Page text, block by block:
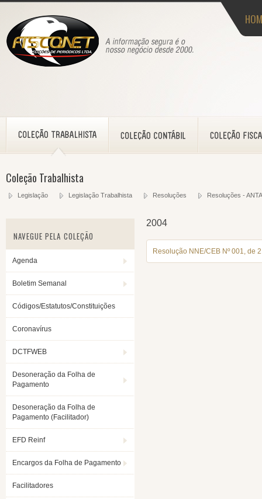
Coleção Trabalhista
Legislação Legislação Trabalhista Resoluções Resoluções -
NAVEGUE PELA COLEÇÃO
Agenda
Boletim Semanal
Códigos/Estatutos/Constituições
Coronavírus
DCTFWEB
Desoneração da Folha de
Pagamento
Desoneração da Folha de
Pagamento (Facilitador)
EFD Reinf
Encargos da Folha de Pagamento
Facilitadores
2004
Resolução NNE/CEB Nº 001, de